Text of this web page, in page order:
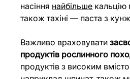
насіння найбільше кальцію
також тахіні — паста з
Важливо враховувати
продуктів рослинного
продуктів з високим